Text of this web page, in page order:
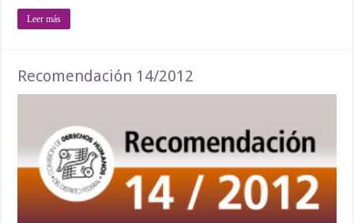
Leer más
Recomendación 14/2012